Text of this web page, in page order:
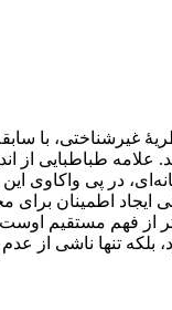
غیرشناختی، با
طباطبایی
در پی واکاوی
ایجاد
فهم مستقیم
بلکه تنها ناشی